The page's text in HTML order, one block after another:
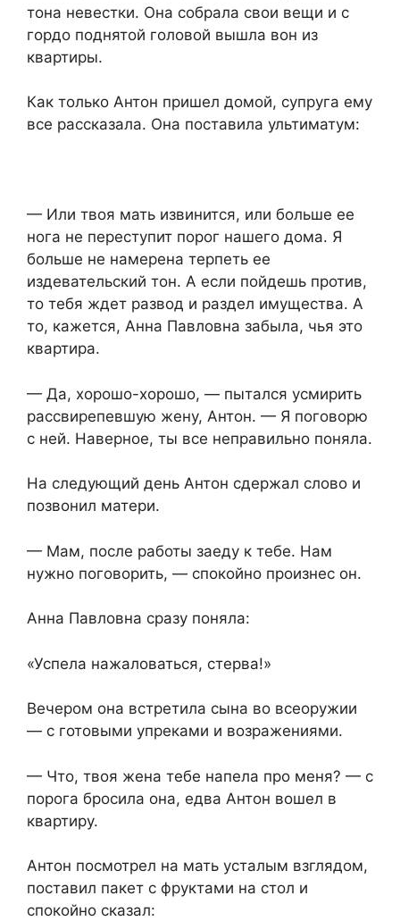
тона невестки. Она собрала свои вещи и с
гордо поднятой головой вышла вон из
квартиры.
Как только Антон пришел домой, супруга ему
все рассказала. Она поставила ультиматум:
— Или твоя мать извинится, или больше ее
нога не переступит порог нашего дома. Я
больше не намерена терпеть ее
издевательский тон. А если пойдешь против,
то тебя ждет развод и раздел имущества. А
то, кажется, Анна Павловна забыла, чья это
квартира.
— Да, хорошо-хорошо, — пытался усмирить
рассвирепевшую жену, Антон. — Я поговорю
с ней. Наверное, ты все неправильно поняла.
На следующий день Антон сдержал слово и
позвонил матери.
— Мам, после работы заеду к тебе. Нам
нужно поговорить, — спокойно произнес он.
Анна Павловна сразу поняла:
«Успела нажаловаться, стерва!»
Вечером она встретила сына во всеоружии
— с готовыми упреками и возражениями.
— Что, твоя жена тебе напела про меня? — с
порога бросила она, едва Антон вошел в
квартиру.
Антон посмотрел на мать усталым взглядом,
поставил пакет с фруктами на стол и
спокойно сказал: